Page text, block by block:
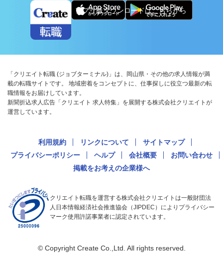
アプリ版ダウンロードはこちらから
「クリエイト転職 (ジョブターミナル)」は、岡山県・その他の求人情報が満
載の転職サイトです。 地域密着をコンセプトに、仕事探しに役立つ最新の転
職情報をお届けしています。
新聞折込求人広告「クリエイト 求人特集」を展開する株式会社クリエイトが
運営しています。
利用規約 リンクについて
サイトマップ
プライバシーポリシー
ヘルプ 会社概要
お問い合わせ
掲載をお考えの企業様へ
クリエイト転職を運営する株式会社クリエイトは一般財団法
人日本情報経済社会推進協会（JIPDEC）によりプライバシー
マーク使用許諾事業者に認定されています。
© Copyright Create Co.,Ltd. All rights reserved.